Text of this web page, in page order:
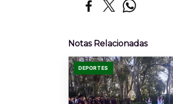
Notas Relacionadas
DEPORTES